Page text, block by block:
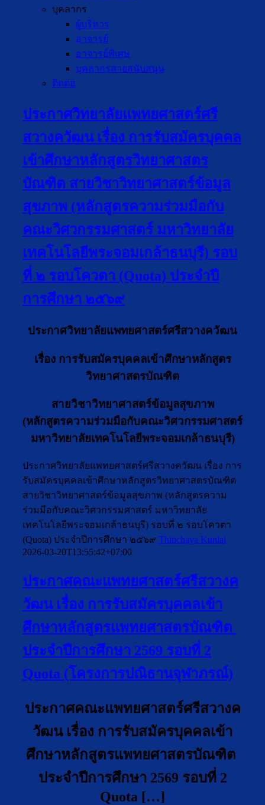
บุคลากร
ผู้บริหาร
อาจารย์
อาจารย์พิเศษ
บุคลากรสายสนับสนุน
ติดต่อ
ประกาศวิทยาลัยแพทยศาสตร์ศรี
สวางควัฒน เรื่อง การรับสมัครบุคคล
เข้าศึกษาหลักสูตรวิทยาศาสตร
บัณฑิต สายวิชาวิทยาศาสตร์ข้อมูล
สุขภาพ (หลักสูตรความร่วมมือกับ
คณะวิศวกรรมศาสตร์ มหาวิทยาลัย
เทคโนโลยีพระจอมเกล้าธนบุรี) รอบ
ที่ ๒ รอบโควตา (Quota) ประจำปี
การศึกษา ๒๕๖๙
ประกาศวิทยาลัยแพทยศาสตร์ศรีสวางควัฒน
เรื่องการรับสมัครบุคคลเข้าศึกษาหลักสูตร
วิทยาศาสตรบัณฑิต
สายวิชาวิทยาศาสตร์ข้อมูลสุขภาพ
(หลักสูตรความร่วมมือกับคณะวิศวกรรมศาสตร์
มหาวิทยาลัยเทคโนโลยีพระจอมเกล้าธนบุรี)
ประกาศวิทยาลัยแพทยศาสตร์ศรีสวางควัฒน เรื่อง การ
รับสมัครบุคคลเข้าศึกษาหลักสูตรวิทยาศาสตรบัณฑิต
สายวิชาวิทยาศาสตร์ข้อมูลสุขภาพ (หลักสูตรความ
ร่วมมือกับคณะวิศวกรรมศาสตร์ มหาวิทยาลัย
เทคโนโลยีพระจอมเกล้าธนบุรี) รอบที่ ๒ รอบโควตา
(Quota) ประจำปีการศึกษา ๒๕๖๙ Thitichaya Kunlai
2026-03-20T13:55:42+07:00
ประกาศคณะแพทยศาสตร์ศรีสวางค
วัฒน เรื่อง การรับสมัครบุคคลเข้า
ศึกษาหลักสูตรแพทยศาสตรบัณฑิต
ประจำปีการศึกษา 2569 รอบที่ 2
Quota (โครงการปณิธานจุฬาภรณ์)
ประกาศคณะแพทยศาสตร์ศรีสวางค
วัฒน เรื่อง การรับสมัครบุคคลเข้า
ศึกษาหลักสูตรแพทยศาสตรบัณฑิต
ประจำปีการศึกษา 2569 รอบที่ 2
Quota […]